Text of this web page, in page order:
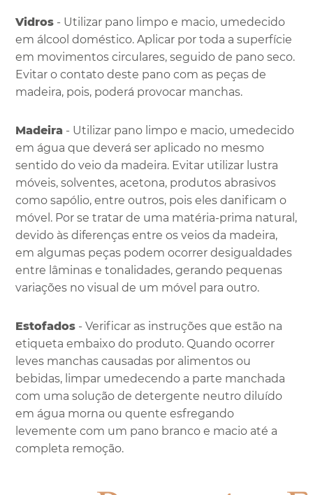
Vidros - Utilizar pano limpo e macio, umedecido
em álcool doméstico. Aplicar por toda a superfície
em movimentos circulares, seguido de pano seco.
Evitar o contato deste pano com as peças de
madeira, pois, poderá provocar manchas.
Madeira - Utilizar pano limpo e macio, umedecido
em água que deverá ser aplicado no mesmo
sentido do veio da madeira. Evitar utilizar lustra
móveis, solventes, acetona, produtos abrasivos
como sapólio, entre outros, pois eles danificam o
móvel. Por se tratar de uma matéria-prima natural,
devido às diferenças entre os veios da madeira,
em algumas peças podem ocorrer desigualdades
entre lâminas e tonalidades, gerando pequenas
variações no visual de um móvel para outro.
Estofados - Verificar as instruções que estão na
etiqueta embaixo do produto. Quando ocorrer
leves manchas causadas por alimentos ou
bebidas, limpar umedecendo a parte manchada
com uma solução de detergente neutro diluído
em água morna ou quente esfregando
levemente com um pano branco e macio até a
completa remoção.